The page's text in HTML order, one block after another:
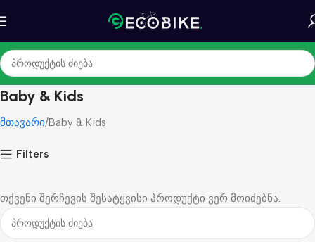
Baby & Kids
მთავარი Baby & Kids
Filters
თქვენი შერჩევის შესატყვისი პროდუქტი ვერ მოიძებნა.